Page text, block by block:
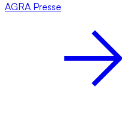
AGRA Presse